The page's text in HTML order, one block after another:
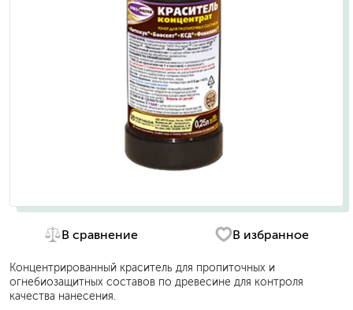
В сравнение В избранное
Концентрированный краситель для пропиточных и
огнебиозащитных составов по древесине для контроля
качества нанесения.